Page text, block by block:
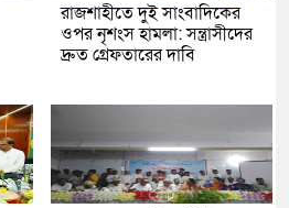
রাজশাহীতে দুই সাংবাদিকের
ওপর নৃশংস হামলা: সন্ত্রাসীদের
দ্রুত গ্রেফতারের দাবি